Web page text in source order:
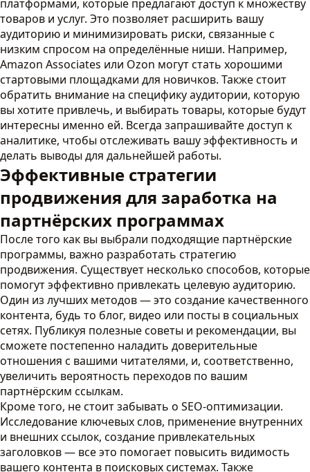
платформами, которые предлагают доступ к множеству
товаров и услуг. Это позволяет расширить вашу
аудиторию и минимизировать риски, связанные с
низким спросом на определённые ниши. Например,
Amazon Associates или Ozon могут стать хорошими
стартовыми площадками для новичков. Также стоит
обратить внимание на специфику аудитории, которую
вы хотите привлечь, и выбирать товары, которые будут
интересны именно ей. Всегда запрашивайте доступ к
аналитике, чтобы отслеживать вашу эффективность и
делать выводы для дальнейшей работы.
Эффективные стратегии
продвижения для заработка на
партнёрских программах
После того как вы выбрали подходящие партнёрские
программы, важно разработать стратегию
продвижения. Существует несколько способов, которые
помогут эффективно привлекать целевую аудиторию.
Один из лучших методов — это создание качественного
контента, будь то блог, видео или посты в социальных
сетях. Публикуя полезные советы и рекомендации, вы
сможете постепенно наладить доверительные
отношения с вашими читателями, и, соответственно,
увеличить вероятность переходов по вашим
партнёрским ссылкам.
Кроме того, не стоит забывать о SEO-оптимизации.
Исследование ключевых слов, применение внутренних
и внешних ссылок, создание привлекательных
заголовков — все это помогает повысить видимость
вашего контента в поисковых системах. Также